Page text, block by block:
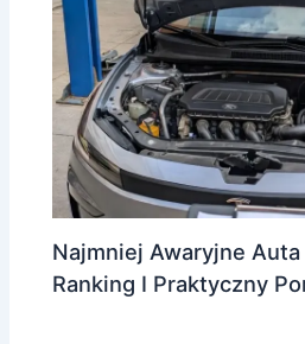
Najmniej Awaryjne
Ranking I Praktyczny